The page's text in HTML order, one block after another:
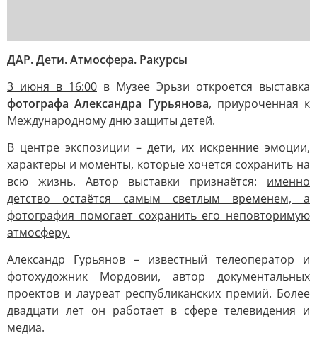
ДАР. Дети. Атмосфера. Ракурсы
3 июня в 16:00 в Музее Эрьзи откроется выставка
фотографа Александра Гурьянова, приуроченная к
Международному дню защиты детей.
В центре экспозиции – дети, их искренние эмоции,
характеры и моменты, которые хочется сохранить на
всю жизнь. Автор выставки признаётся: именно
детство остаётся самым светлым временем, а
фотография помогает сохранить его неповторимую
атмосферу.
Александр Гурьянов – известный телеоператор и
фотохудожник Мордовии, автор документальных
проектов и лауреат республиканских премий. Более
двадцати лет он работает в сфере телевидения и
медиа.